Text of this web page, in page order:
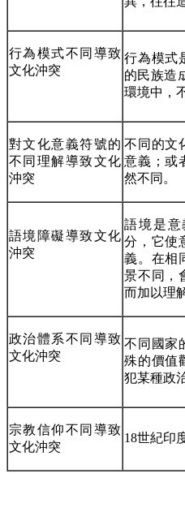
行為模式不同導致
文化沖突
行為模式
的民族造
環境中，
對文化意義符號的
不同理解導致文化
沖突
不同的文
意義；或
然不同。
語境障礙導致文化
沖突
語境是意
分，它使
義。在相
景不同，
而加以理
政治體系不同導致
文化沖突
不同國家
殊的價值
犯某種政
宗教信仰不同導致
文化沖突
18世紀印